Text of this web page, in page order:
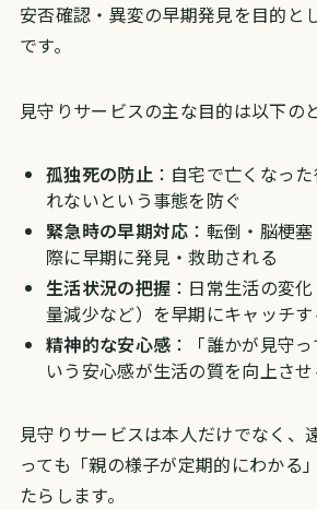
安否確認・異変の早期発見を目的と
です。
見守りサービスの主な目的は以下の
孤独死の防止：自宅で亡くなっ
れないという事態を防ぐ
緊急時の早期対応 ：転倒・脳梗
際に早期に発見・救助される
生活状況の把握 ：日常生活の変
量減少など）を早期にキャッチす
精神的な安心感 ：「誰かが見守
いう安心感が生活の質を向上させ
見守りサービスは本人だけでなく、
っても「親の様子が定期的にわかる
たらします。